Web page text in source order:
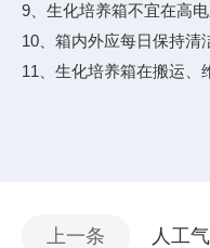
9、生化培养箱不宜在高
10、箱内外应每日保持
11、生化培养箱在搬运、
上一条 人工